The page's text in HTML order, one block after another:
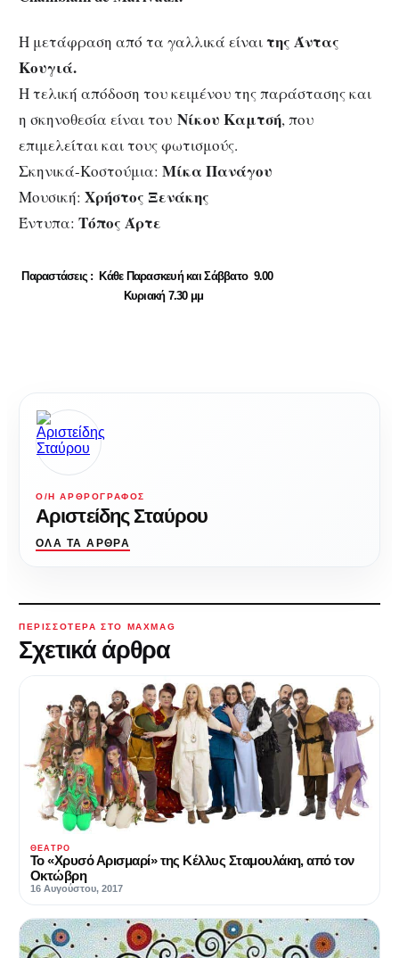
Η μετάφραση από τα γαλλικά είναιτης Άντας
Κουγιά.
Η τελική απόδοση του κειμένου της παράστασης και
η σκηνοθεσία είναι του Νίκου Καμτσή, που
επιμελείται και τους φωτισμούς.
Σκηνικά-Κοστούμια: Μίκα Πανάγου
Μουσική: Χρήστος Ξενάκης
Έντυπα: Τόπος Άρτε
Παραστάσεις : Κάθε Παρασκευή και Σάββατο 9.00
Κυριακή 7.30 μμ
Ο/Η ΑΡΘΡΟΓΡΆΦΟΣ
Αριστείδης Σταύρου
ΌΛΑ ΤΑ ΆΡΘΡΑ
ΠΕΡΙΣΣΌΤΕΡΑ ΣΤΟ MAXMAG
Σχετικά άρθρα
ΘΈΑΤΡΟ
Το «Χρυσό Αρισμαρί» της Κέλλυς Σταμουλάκη, από τον
Οκτώβρη
16 Αυγούστου, 2017